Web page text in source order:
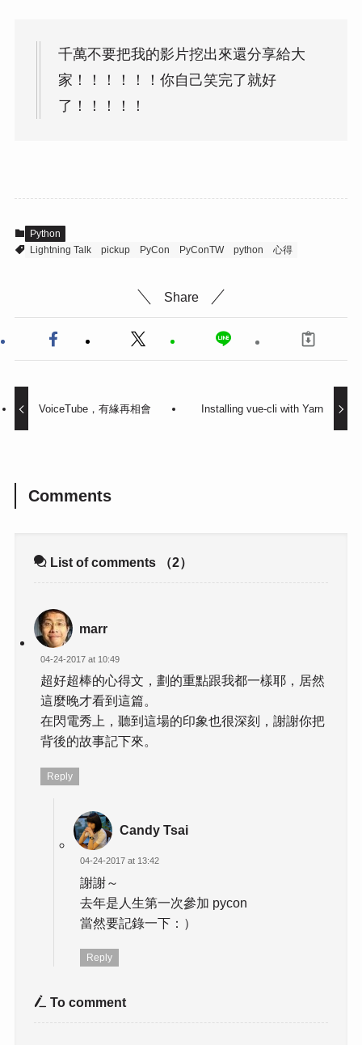
千萬不要把我的影片挖出來還分享給大
家！！！！！！你自己笑完了就好
了！！！！！
Python
Lightning Talk
pickup PyCon PyConTW python 心得
Share
VoiceTube，有緣再相會 Installing vue-cli with Yarn
Comments
List of comments （2）
marr
04-24-2017 at 10:49
超好超棒的心得文，劃的重點跟我都一樣耶，居然
這麼晚才看到這篇。
在閃電秀上，聽到這場的印象也很深刻，謝謝你把
背後的故事記下來。
Reply
Candy Tsai
04-24-2017 at 13:42
謝謝～
去年是人生第一次參加 pycon
當然要記錄一下：）
Reply
To comment